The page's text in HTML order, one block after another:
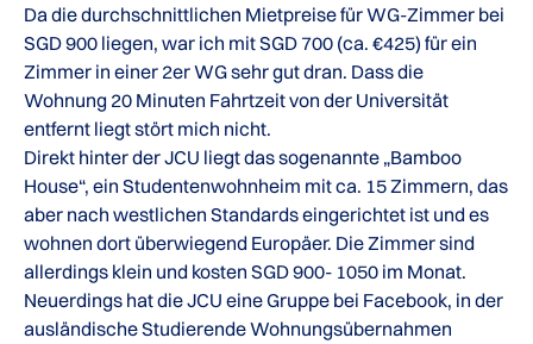
Da die durchschnittlichen Mietpreise für WG-Zimmer bei
SGD 900 liegen, war ich mit SGD 700 (ca. €425) für ein
Zimmer in einer 2er WG sehr gut dran. Dass die
Wohnung 20 Minuten Fahrtzeit von der Universität
entfernt liegt stört mich nicht.
Direkt hinter der JCU liegt das sogenannte „Bamboo
House“, ein Studentenwohnheim mit ca. 15 Zimmern, das
aber nach westlichen Standards eingerichtet ist und es
wohnen dort überwiegend Europäer. Die Zimmer sind
allerdings klein und kosten SGD 900- 1050 im Monat.
Neuerdings hat die JCU eine Gruppe bei Facebook, in der
ausländische Studierende Wohnungsübernahmen